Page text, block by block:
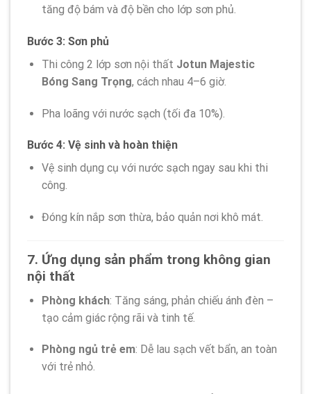
tăng độ bám và độ bền cho lớp sơn phủ.
Bước 3: Sơn phủ
Thi công 2 lớp sơn nội thất Jotun Majestic
Bóng Sang Trọng, cách nhau 4–6 giờ.
Pha loãng với nước sạch (tối đa 10%).
Bước 4: Vệ sinh và hoàn thiện
Vệ sinh dụng cụ với nước sạch ngay sau khi thi
công.
Đóng kín nắp sơn thừa, bảo quản nơi khô mát.
7. Ứng dụng sản phẩm trong không gian
nội thất
Phòng khách: Tăng sáng, phản chiếu ánh đèn –
tạo cảm giác rộng rãi và tinh tế.
Phòng ngủ trẻ em: Dễ lau sạch vết bẩn, an toàn
với trẻ nhỏ.